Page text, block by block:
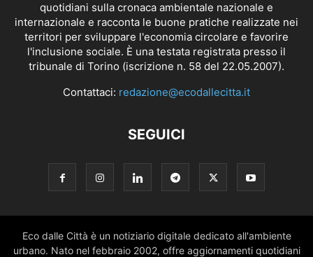
quotidiani sulla cronaca ambientale nazionale e
internazionale e racconta le buone pratiche realizzate nei
territori per sviluppare l'economia circolare e favorire
l'inclusione sociale. È una testata registrata presso il
tribunale di Torino (iscrizione n. 58 del 22.05.2007).
Contattaci: redazione@ecodallecitta.it
SEGUICI
Eco dalle Città è un notiziario digitale dedicato all'ambiente
urbano. Nato nel febbraio 2002, offre aggiornamenti quotidiani